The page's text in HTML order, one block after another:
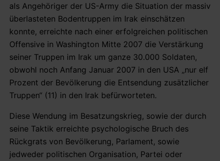
als Angehöriger der US-Army die Situation der massiv
überlasteten Bodentruppen im Irak einschätzen
konnte, erreichte nach einer erfolgreichen politischen
Offensive in Washington Mitte 2007 die Verstärkung
seiner Truppen im Irak um ganze 30.000 Soldaten,
obwohl noch Anfang Januar 2007 in den USA „nur elf
Prozent der Bevölkerung die Entsendung zusätzlicher
Truppen“ (11) in den Irak befürworteten.
Diese Wendung im Besatzungskrieg, sowie der durch
seine Taktik erreichte psychologische Bruch des
Rückgrats von Bevölkerung, Parlament, sowie
jedweder politischen Organisation, Partei oder